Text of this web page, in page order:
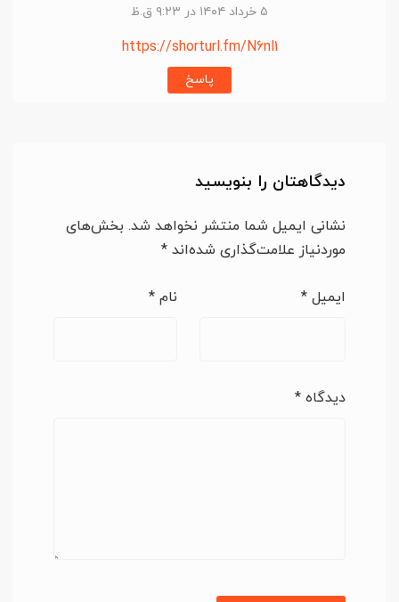
۵ خرداد ۱۴۰۴ در ۹:۲۳ ق.ظ
https://shorturl.fm/N6nl1
پاسخ
دیدگاهتان را بنویسید
نشانی ایمیل شما منتشر نخواهد شد. بخش‌های
موردنیاز علامت‌گذاری شده‌اند *
نام * ایمیل *
دیدگاه *